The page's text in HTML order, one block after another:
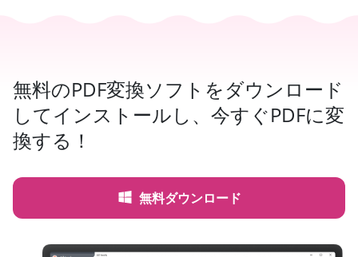
無料のPDF変換ソフトをダウンロード
してインストールし、今すぐPDFに変
換する！
無料ダウンロード